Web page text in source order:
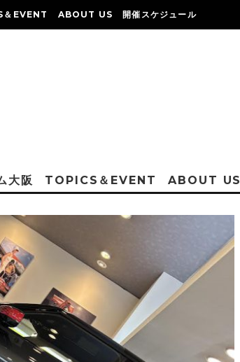
EVENT ABOUT US 開催スケジュール
大阪 TOPICS＆EVENT ABOUT US